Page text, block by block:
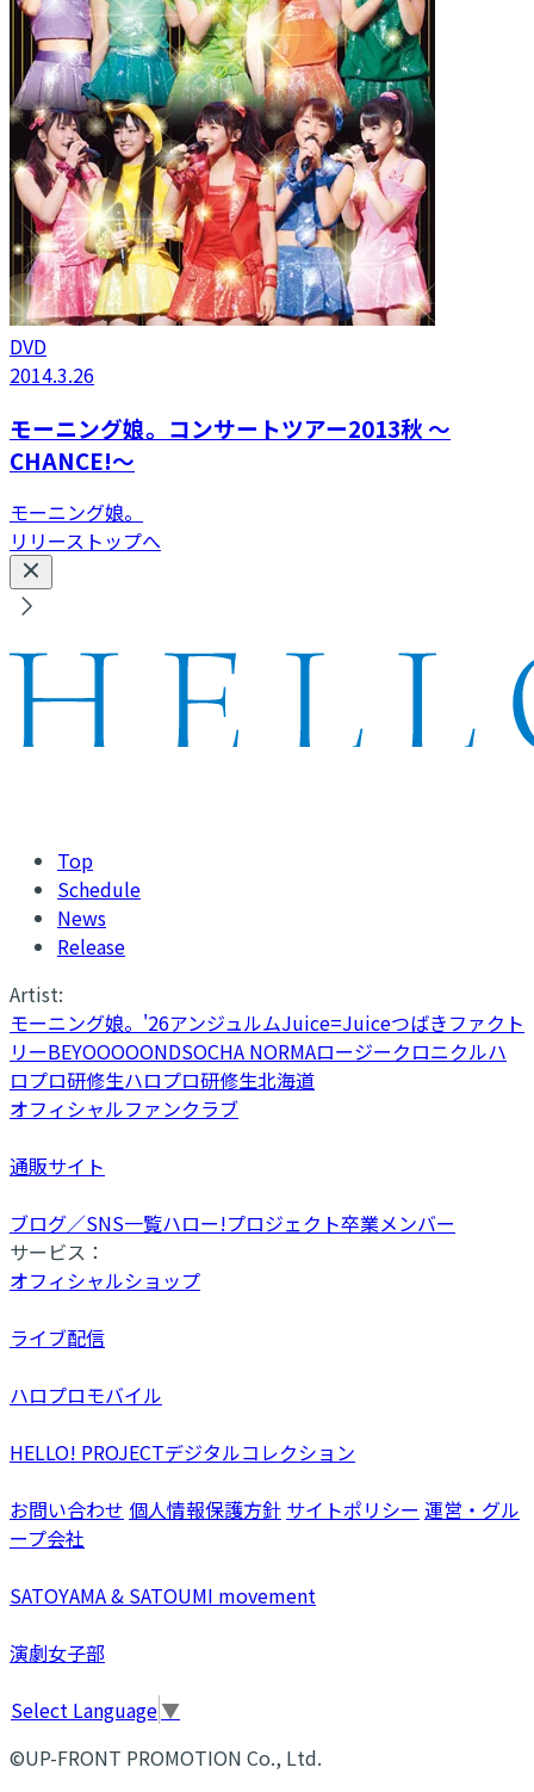
DVD
2014.3.26
モーニング娘。コンサートツアー2013秋 〜
CHANCE!〜
モーニング娘。
リリーストップへ
Top
Schedule
News
Release
Artist:
モーニング娘。'26アンジュルムJuice=Juiceつばきファクト
リーBEYOOOOONDSOCHA NORMAロージークロニクルハ
ロプロ研修生ハロプロ研修生北海道
オフィシャルファンクラブ
通販サイト
ブログ／SNS一覧ハロー!プロジェクト卒業メンバー
サービス：
オフィシャルショップ
ライブ配信
ハロプロモバイル
HELLO! PROJECTデジタルコレクション
お問い合わせ 個人情報保護方針 サイトポリシー 運営・グル
ープ会社
SATOYAMA & SATOUMI movement
演劇女子部
Select Language▼
©UP-FRONT PROMOTION Co., Ltd.